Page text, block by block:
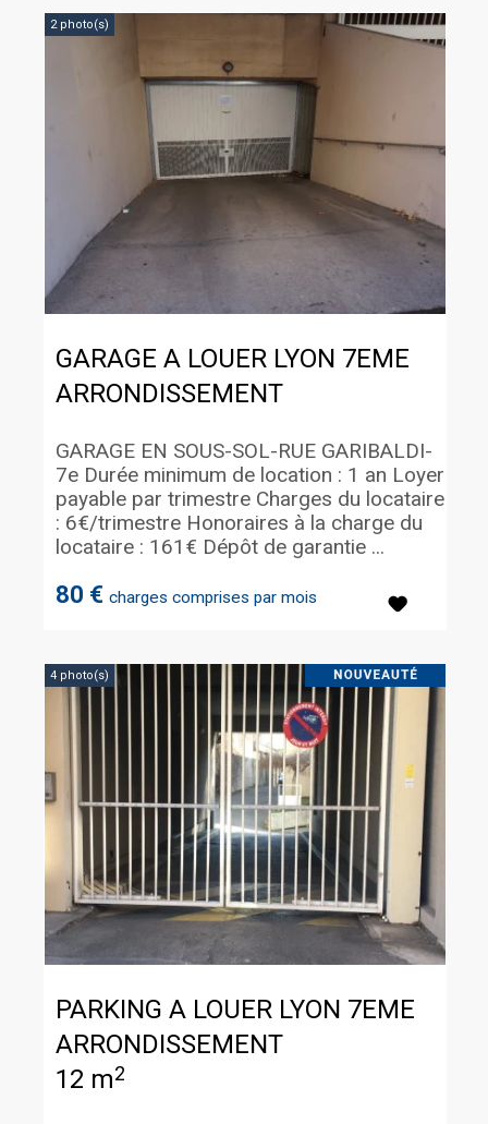
2 photo(s)
GARAGE A LOUER LYON 7EME
ARRONDISSEMENT
80 € charges comprises par mois
GARAGE EN SOUS-SOL-RUE GARIBALDI-
7e Durée minimum de location : 1 an Loyer
payable par trimestre Charges du locataire
: 6€/trimestre Honoraires à la charge du
locataire : 161€ Dépôt de garantie ...
4 photo(s)
PARKING A LOUER LYON 7EME
ARRONDISSEMENT
12 m2